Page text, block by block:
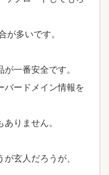
が多いです。
一番安全です。
バードメイン情報を
りません。
玄人だろうが、